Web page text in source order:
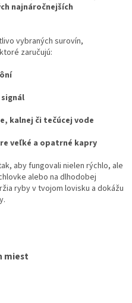
v
najnáročnejších
vybraných surovín,
zaručujú:
kalnej či tečúcej vode
veľké a opatrné kapry
aby fungovali nielen rýchlo, ale
alebo na dlhodobej
ryby v tvojom lovisku a dokážu
miest